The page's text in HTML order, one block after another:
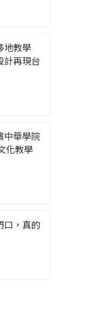
地教學
計再現台
中華學院
化教學
口，真的